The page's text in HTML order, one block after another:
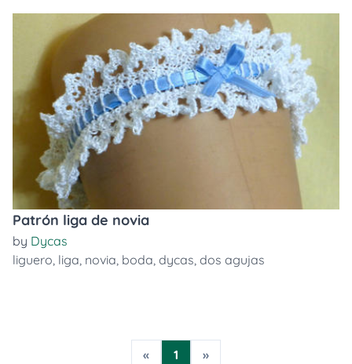
Patrón liga de novia
by Dycas
liguero, liga, novia, boda, dycas, dos agujas
« 1 »